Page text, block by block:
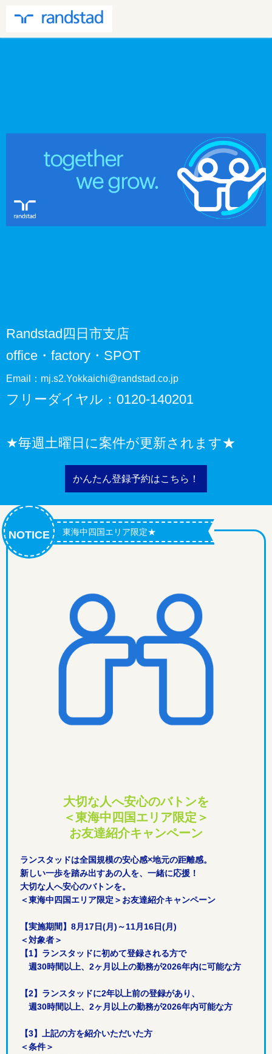
Randstad四日市支店
office・factory・SPOT
Email：mj.s2.Yokkaichi@randstad.co.jp
フリーダイヤル：0120-140201
★毎週土曜日に案件が更新されます★
かんたん登録予約はこちら！
東海中四国エリア限定★
NOTICE
大切な人へ安心のバトンを
＜東海中四国エリア限定＞
お友達紹介キャンペーン
ランスタッドは全国規模の安心感×地元の距離感。
新しい一歩を踏み出すあの人を、一緒に応援！
大切な人へ安心のバトンを。
＜東海中四国エリア限定＞お友達紹介キャンペーン
【実施期間】8月17日(月)～11月16日(月)
＜対象者＞
【1】ランスタッドに初めて登録される方で
週30時間以上、2ヶ月以上の勤務が2026年内に可能な方
【2】ランスタッドに2年以上前の登録があり、
週30時間以上、2ヶ月以上の勤務が2026年内可能な方
【3】上記の方を紹介いただいた方
＜条件＞